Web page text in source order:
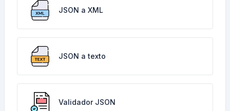
JSON a XML
JSON a texto
Validador JSON